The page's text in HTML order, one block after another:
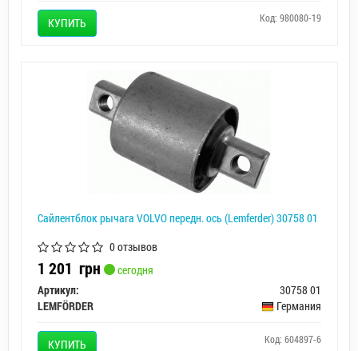
КУПИТЬ Код: 980080-19
Сайлентблок рычага VOLVO передн. ось (Lemferder) 30758 01
0 отзывов
1 201 грн
сегодня
Артикул:
30758 01
LEMFÖRDER
Германия
КУПИТЬ Код: 604897-6